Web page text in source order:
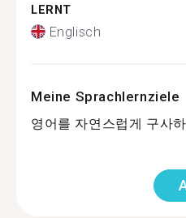
LERNT
Englisch
Meine Sprachlernziele
영어를 자연스럽게 구사하